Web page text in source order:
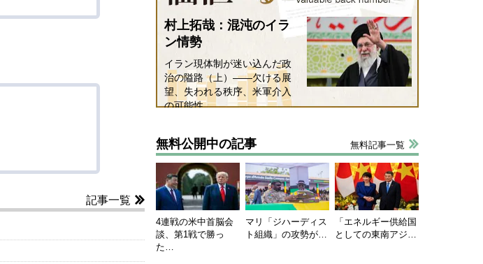
記事一覧
村上拓哉：混沌のイラ
ン情勢
イラン現体制が迷い込んだ政
治の隘路（上）――欠ける展
望、失われる秩序、米軍介入
の可能性
無料公開中の記事 無料記事一覧
4連戦の米中首脳会
談、第1戦で勝っ
た…
マリ「ジハーディス
ト組織」の攻勢が…
「エネルギー供給国
としての東南アジ…